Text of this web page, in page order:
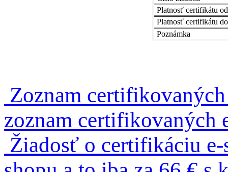
Platnosť certifikátu od
Platnosť certifikátu do
Poznámka
Zoznam
zoznam certifikovaných
Žiadosť o certifikáciu e-